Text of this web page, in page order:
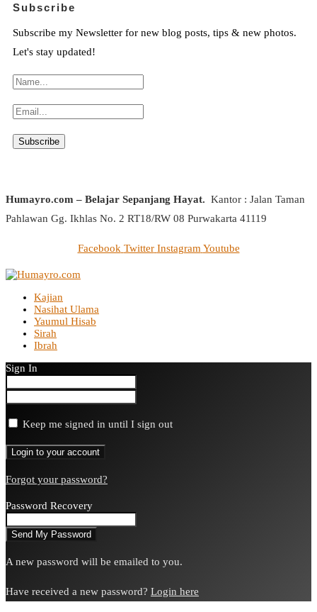
Subscribe
Subscribe my Newsletter for new blog posts, tips & new photos.
Let's stay updated!
Humayro.com – Belajar Sepanjang Hayat. Kantor : Jalan Taman
Pahlawan Gg. Ikhlas No. 2 RT18/RW 08 Purwakarta 41119
Facebook Twitter Instagram Youtube
Kajian
Nasihat Ulama
Yaumul Hisab
Sirah
Ibrah
Sign In
Keep me signed in until I sign out
Forgot your password?
Password Recovery
A new password will be emailed to you.
Have received a new password? Login here